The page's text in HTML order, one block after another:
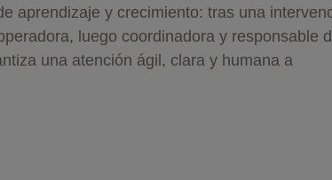
aprendizaje y crecimiento: tras una
luego coordinadora y responsable
una atención ágil, clara y humana a